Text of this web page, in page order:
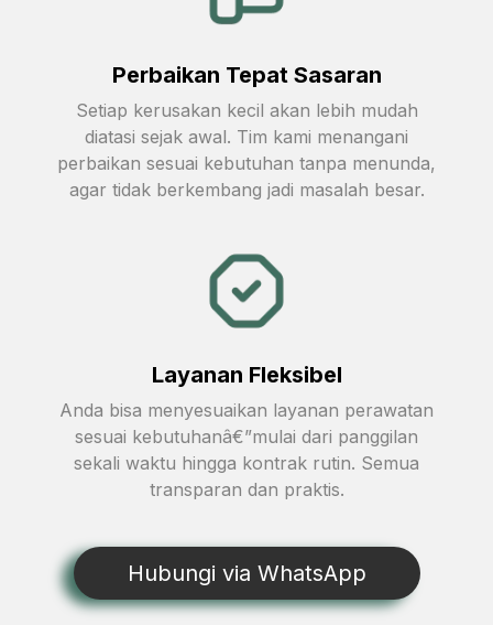
Perbaikan Tepat Sasaran
Setiap kerusakan kecil akan lebih mudah
diatasi sejak awal. Tim kami menangani
perbaikan sesuai kebutuhan tanpa menunda,
agar tidak berkembang jadi masalah besar.
Layanan Fleksibel
Anda bisa menyesuaikan layanan perawatan
sesuai kebutuhanâ€”mulai dari panggilan
sekali waktu hingga kontrak rutin. Semua
transparan dan praktis.
Hubungi via WhatsApp